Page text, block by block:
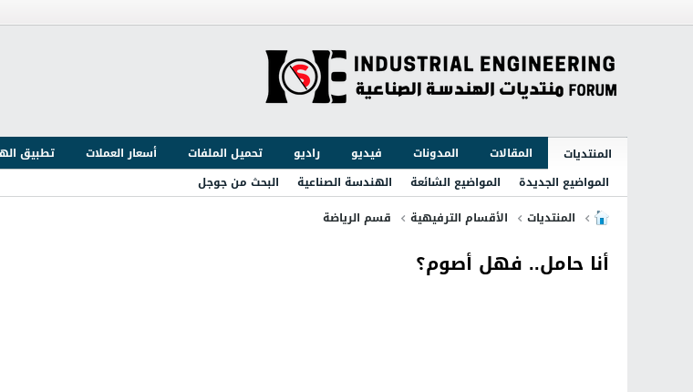
المنتديات المقالات المدونات فيديو راديو تحميل الملفات أسعار العملات تطبيق
المواضيع الجديدة
المواضيع الشائعة الهندسة الصناعية
البحث من جوجل
المنتديات
الأقسام الترفيهية قسم الرياضة
أنا حامل.. فهل أصوم؟